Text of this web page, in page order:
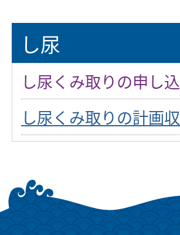
し尿
し尿くみ取りの申し
し尿くみ取りの計画